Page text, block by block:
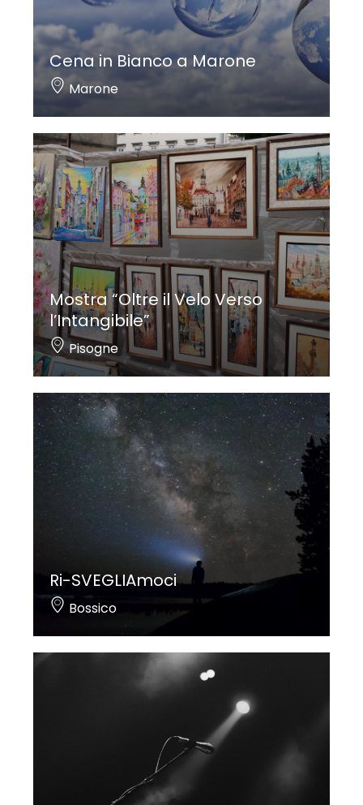
Cena in Bianco a Marone
Marone
Mostra “Oltre il Velo Verso
l’Intangibile”
Pisogne
Ri-SVEGLIAmoci
Bossico